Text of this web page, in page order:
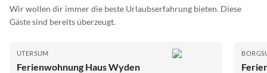
Wir wollen dir immer die beste Urlaubserfahrung bieten. Diese
Gäste sind bereits überzeugt.
UTERSUM
Ferienwohnung Haus Wyden